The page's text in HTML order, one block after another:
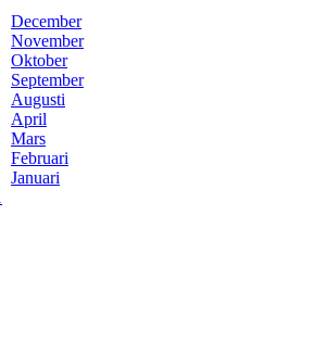
December
November
Oktober
September
Augusti
April
Mars
Februari
Januari